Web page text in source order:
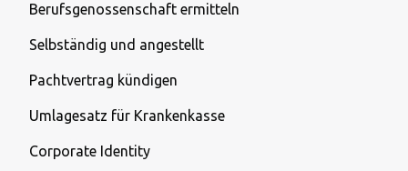
Berufsgenossenschaft ermitteln
Selbständig und angestellt
Pachtvertrag kündigen
Umlagesatz für Krankenkasse
Corporate Identity